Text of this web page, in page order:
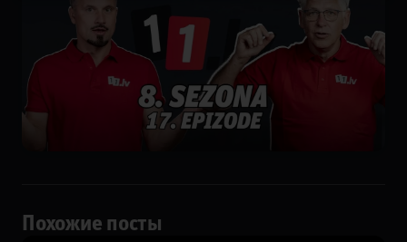
Похожие посты